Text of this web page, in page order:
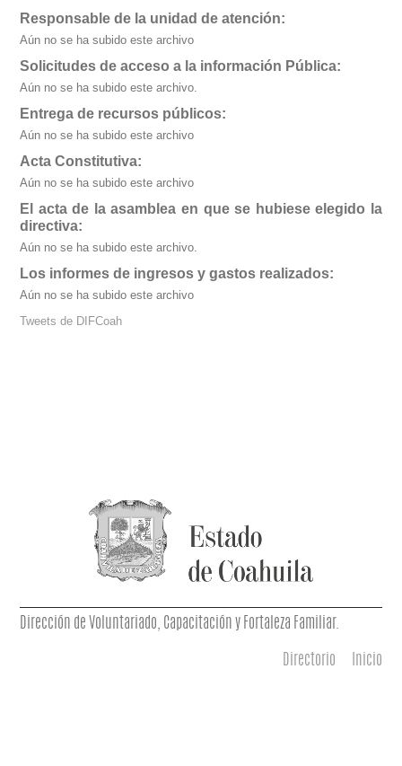
Responsable de la unidad de atención:
Aún no se ha subido este archivo
Solicitudes de acceso a la información Pública:
Aún no se ha subido este archivo.
Entrega de recursos públicos:
Aún no se ha subido este archivo
Acta Constitutiva:
Aún no se ha subido este archivo
El acta de la asamblea en que se hubiese elegido la
directiva:
Aún no se ha subido este archivo.
Los informes de ingresos y gastos realizados:
Aún no se ha subido este archivo
Tweets de DIFCoah
Dirección de Voluntariado, Capacitación y Fortaleza Familiar.
Directorio Inicio